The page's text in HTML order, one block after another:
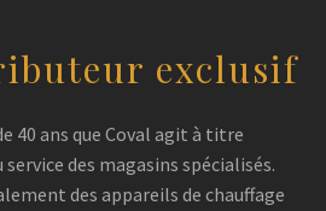
exclusif
40 ans que Coval agit à titre
des magasins spécialisés.
des appareils de chauffage